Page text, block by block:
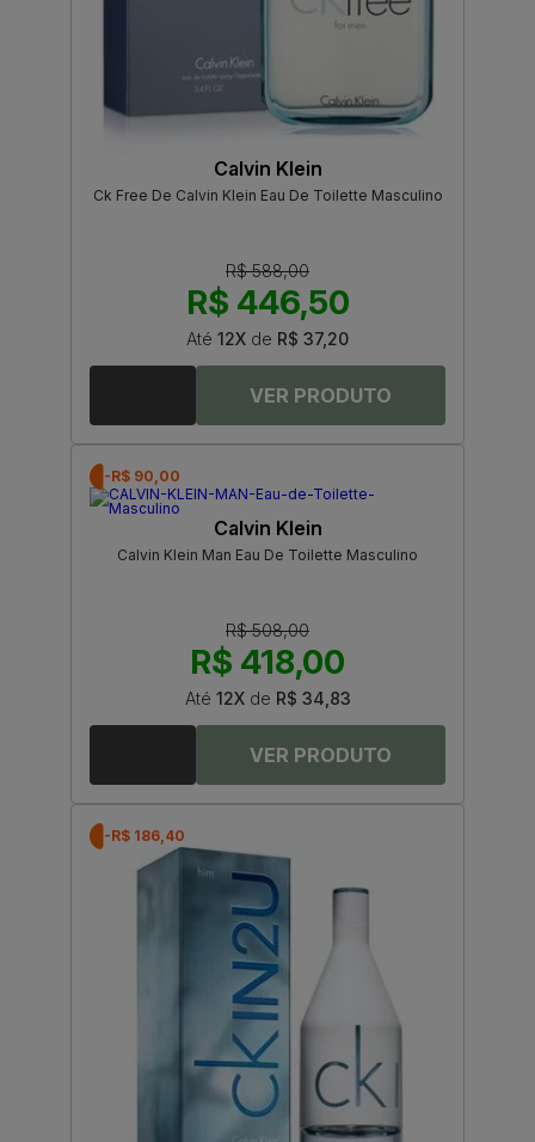
Calvin Klein
Ck Free De Calvin Klein Eau De Toilette Masculino
R$ 588,00
R$ 446,50
Até 12X de R$ 37,20
-R$ 90,00
Calvin Klein
Calvin Klein Man Eau De Toilette Masculino
R$ 508,00
R$ 418,00
Até 12Xde R$ 34,83
-R$ 186,40